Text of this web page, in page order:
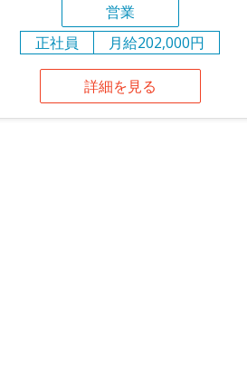
営業
正社員
月給202,000円
詳細を見る